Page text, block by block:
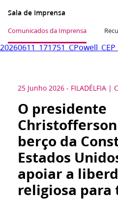
Sala de Imprensa
Comunicados da Imprensa
25 Junho 2026 - FILADÉLFIA
O presidente
berço da
Estados
apoiar a
religiosa para